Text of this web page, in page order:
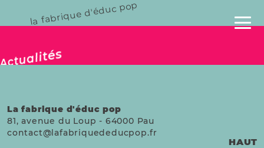
la fabrique d'éduc pop
publié le 30 juill. 2025
La fabrique d'éduc pop
81, avenue du Loup - 64000 Pau
contact@lafabriquededucpop.fr
HAUT